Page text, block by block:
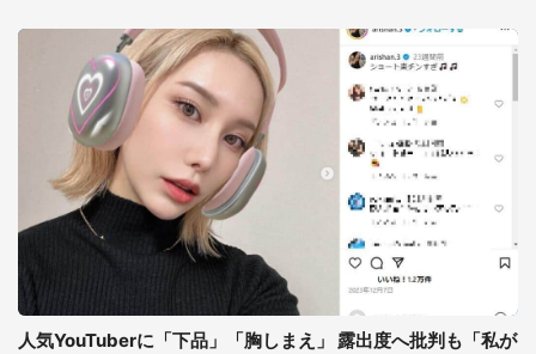
人気YouTuberに「下品」「胸しまえ」 露出度へ批判も「私が